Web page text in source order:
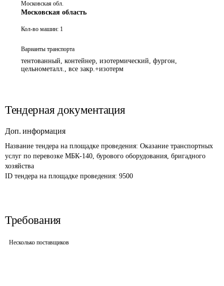
Московская обл.
Московская область
Кол-во машин: 1
Варианты транспорта
тентованный, контейнер, изотермический, фургон,
цельнометалл., все закр.+изотерм
Тендерная документация
Доп. информация
Название тендера на площадке проведения: Оказание транспортных
услуг по перевозке МБК-140, бурового оборудования, бригадного
хозяйства
ID тендера на площадке проведения: 9500
Требования
Несколько поставщиков